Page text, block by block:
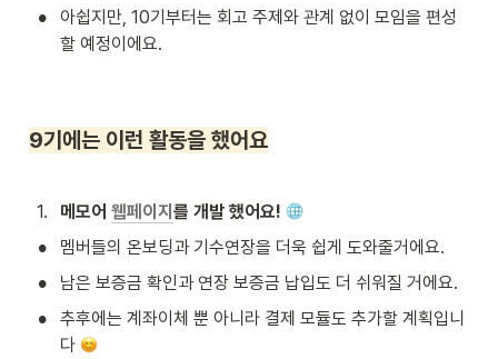
•
아쉽지만, 10기부터는 회고 주제와 관계 없이 모임을 편성
할 예정이에요.
9기에는 이런 활동을 했어요
1. 메모어 웹페이지 를 개발 했어요!
• 멤버들의 온보딩과 기수연장을 더욱 쉽게 도와줄거에요.
• 남은 보증금 확인과 연장 보증금 납입도 더 쉬워질 거에요.
•
추후에는 계좌이체 뿐 아니라 결제 모듈도 추가할 계획입니
다